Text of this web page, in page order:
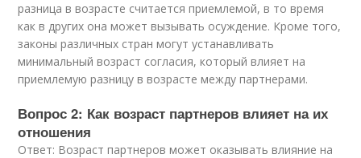
разница в возрасте считается приемлемой, в то время
как в других она может вызывать осуждение. Кроме того,
законы различных стран могут устанавливать
минимальный возраст согласия, который влияет на
приемлемую разницу в возрасте между партнерами.
Вопрос 2: Как возраст партнеров влияет на их
отношения
Ответ: Возраст партнеров может оказывать влияние на